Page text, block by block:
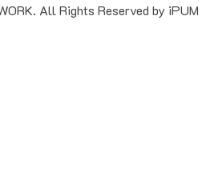
All Rights Reserved by iPUM